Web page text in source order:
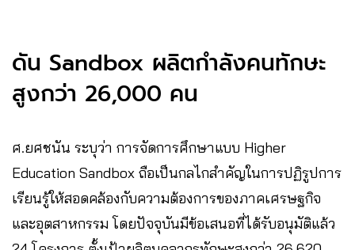
ดัน Sandbox ผลิตกำลังคนทักษะ
สูงกว่า 26,000 คน
ศ.ยศชนัน ระบุว่า การจัดการศึกษาแบบ Higher
Education Sandbox ถือเป็นกลไกสำคัญในการปฏิรูปการ
เรียนรู้ให้สอดคล้องกับความต้องการของภาคเศรษฐกิจ
และอุตสาหกรรม โดยปัจจุบันมีข้อเสนอที่ได้รับอนุมัติแล้ว